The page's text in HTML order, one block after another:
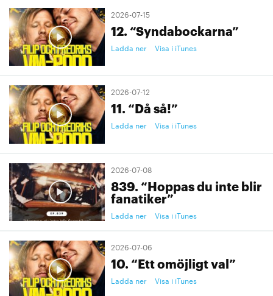
2026-07-15
12. “Syndabockarna”
Ladda ner Visa i iTunes
2026-07-12
11. “Då så!”
Ladda ner Visa i iTunes
2026-07-08
839. “Hoppas du inte blir
fanatiker”
Ladda ner Visa i iTunes
2026-07-06
10. “Ett omöjligt val”
Ladda ner Visa i iTunes